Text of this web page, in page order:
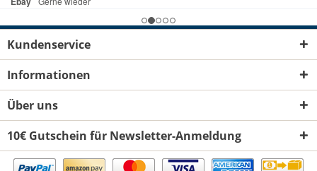
Kundenservice
Informationen
Über uns
10€ Gutschein für Newsletter-Anmeldung